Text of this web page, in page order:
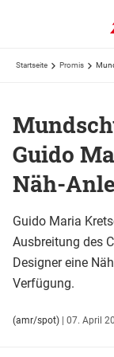
Startseite Promis
Guido
Näh-
Guido Maria
Ausbreitung des
Designer eine
Verfügung.
(amr/spot) | 07. April